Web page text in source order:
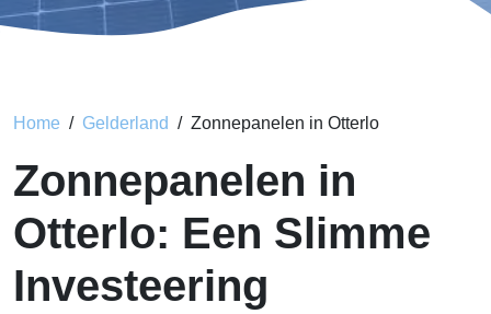
Home Gelderland Zonnepanelen in Otterlo
Zonnepanelen in
Otterlo: Een Slimme
Investeering